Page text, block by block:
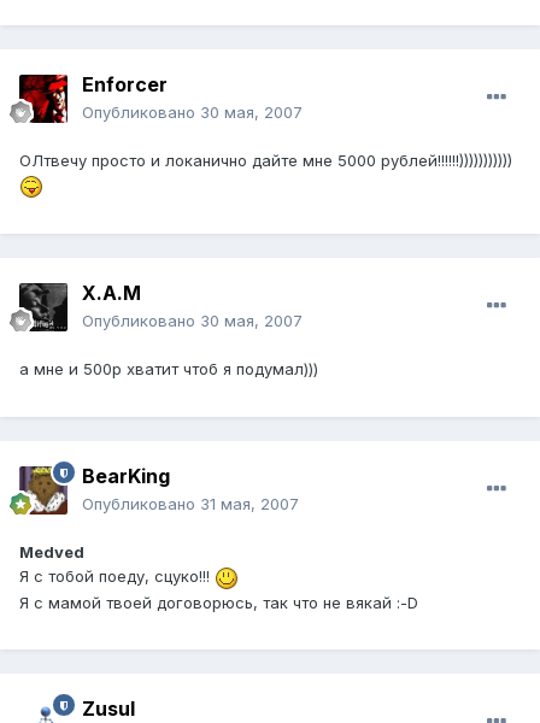
Enforcer
Опубликовано 30 мая, 2007
ОЛтвечу просто и локанично дайте мне 5000 рублей!!!!!!)))))))))))
Х.А.М
Опубликовано 30 мая, 2007
а мне и 500р хватит чтоб я подумал)))
BearKing
Опубликовано 31 мая, 2007
Medved
Я с тобой поеду, сцуко!!!
Я с мамой твоей договорюсь, так что не вякай :-D
Zusul